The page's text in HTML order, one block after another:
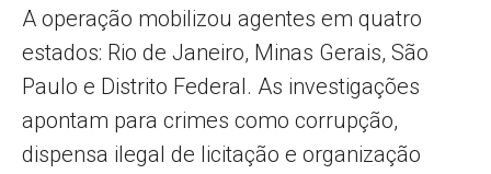
A operação mobilizou agentes em quatro
estados: Rio de Janeiro, Minas Gerais, São
Paulo e Distrito Federal. As investigações
apontam para crimes como corrupção,
dispensa ilegal de licitação e organização